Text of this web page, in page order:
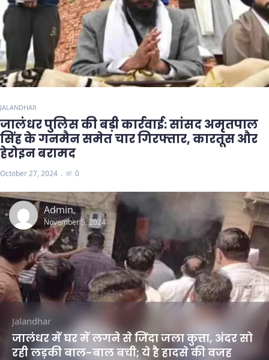
JALANDHAR
जालंधर पुलिस की बड़ी कार्रवाई: सांसद अमृतपाल
सिंह के गनमैन समेत चार गिरफ्तार, कारतूस और
हेरोइन बरामद
October 27, 2024 0
Admin
November 5, 2024
Jalandhar
जालंधर में घर में लगने से जिंदा जला कुत्ता, अंदर सो
रही लड़की बाल-बाल बची; ये है हादसे की वजह